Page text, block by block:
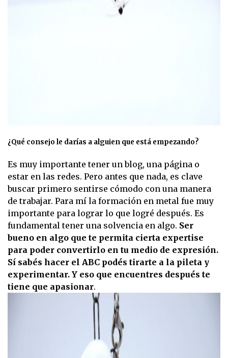
¿Qué consejo le darías a alguien que está empezando?
Es muy importante tener un blog, una página o
estar en las redes. Pero antes que nada, es clave
buscar primero sentirse cómodo con una manera
de trabajar. Para mí la formación en metal fue muy
importante para lograr lo que logré después. Es
fundamental tener una solvencia en algo. Ser
bueno en algo que te permita cierta expertise
para poder convertirlo en tu medio de expresión.
Sí sabés hacer el ABC podés tirarte a la pileta y
experimentar. Y eso que encuentres después te
tiene que apasionar.